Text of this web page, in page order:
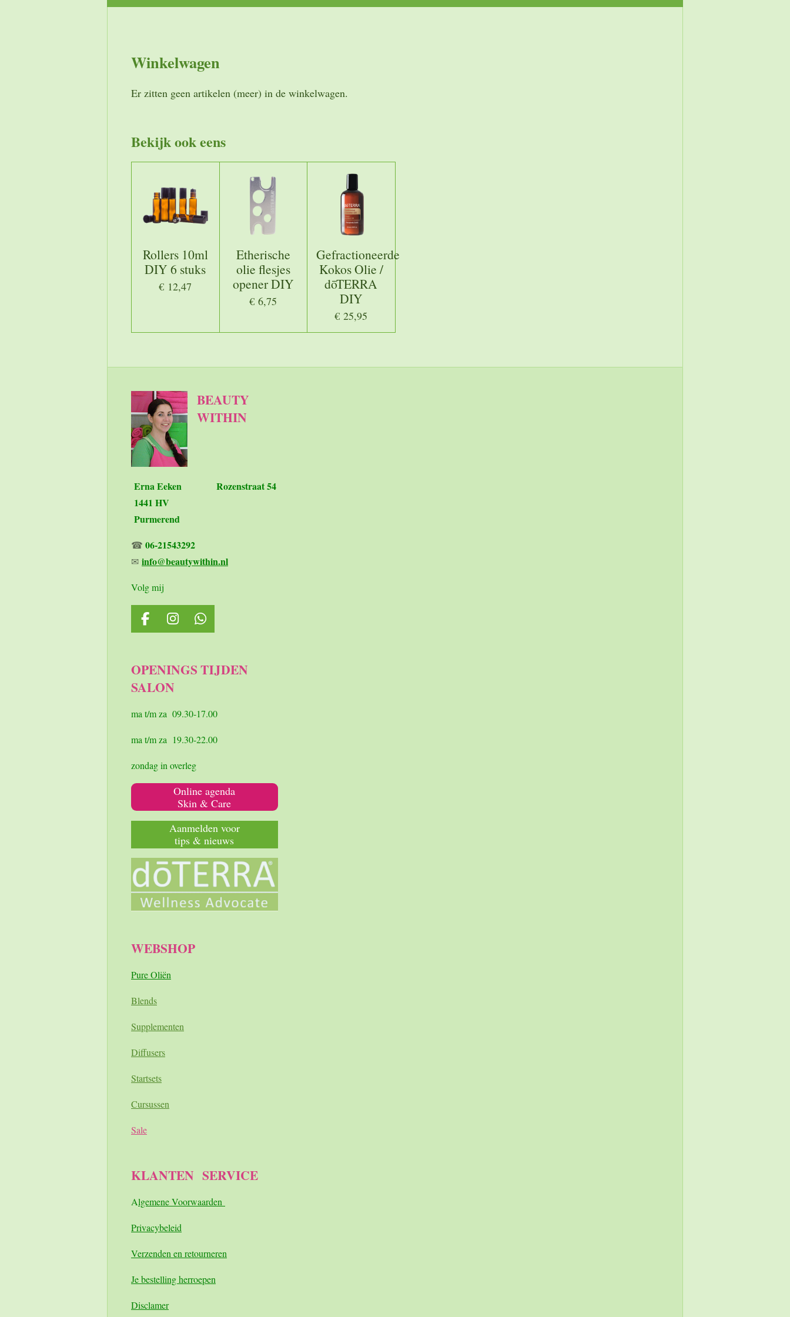
Winkelwagen
Er zitten geen artikelen (meer) in de winkelwagen.
Bekijk ook eens
Rollers 10ml
DIY 6 stuks
€ 12,47
Etherische
olie flesjes
opener DIY
€ 6,75
Gefractioneerde
Kokos Olie /
dōTERRA
DIY
€ 25,95
BEAUTY
WITHIN
Erna Eeken Rozenstraat 54
1441 HV
Purmerend
☎ 06-21543292
✉ info@beautywithin.nl
Volg mij
F
a
b
o
k
I
n
a
g
a
W
h
s
p
OPENINGS TIJDEN
SALON
ma t/m za 09.30-17.00
ma t/m za 19.30-22.00
zondag in overleg
Online agenda
Skin & Care
Aanmelden voor
tips & nieuws
WEBSHOP
Pure Oliën
Blends
Supplementen
Diffusers
Startsets
Cursussen
Sale
KLANTEN SERVICE
Algemene Voorwaarden
Privacybeleid
Verzenden en retourneren
Je bestelling herroepen
Disclamer